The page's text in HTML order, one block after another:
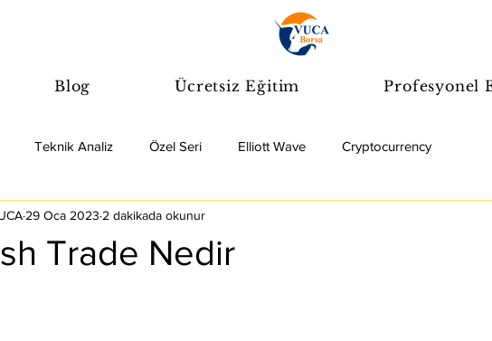
Blog Ücretsiz Eğitim Profesyonel
Teknik Analiz Özel Seri Elliott Wave Cryptocurrency
Trade Nedir
29 Oca 2023 2 dakikada okunur